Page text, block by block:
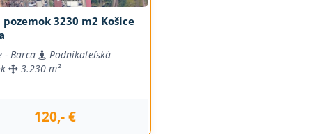
3230 m2 Košice
- Barca
Podnikateľská
3.230 m²
120,- €